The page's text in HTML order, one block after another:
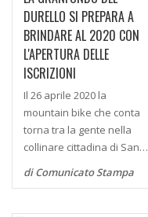
DURELLO SI PREPARA A
BRINDARE AL 2020 CON
L'APERTURA DELLE
ISCRIZIONI
Il 26 aprile 2020 la
mountain bike che conta
torna tra la gente nella
collinare cittadina di San…
di Comunicato Stampa